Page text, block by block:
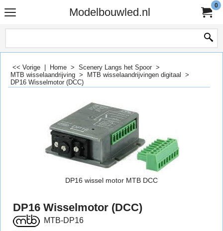
Modelbouwled.nl
0
<< Vorige Home > Scenery Langs het Spoor >
MTB wisselaandrijving > MTB wisselaandrijvingen digitaal
>
DP16 Wisselmotor (DCC)
DP16 wissel motor MTB DCC
DP16 Wisselmotor (DCC)
MTB-DP16